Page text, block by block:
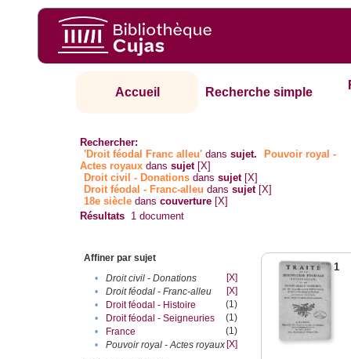
Accueil Recherche simple
Rechercher:
'Droit féodal Franc alleu' danssujet.
Pouvoir royal -
Actes royaux danssujet [X]
Droit civil - Donations danssujet [X]
Droit féodal - Franc-alleu‎ danssujet [X]
18e siècle danscouverture [X]
Résultats 1 document
Affiner par sujet
•
Droit civil - Donations
[X]
•
Droit féodal - Franc-alleu‎
[X]
•
Droit féodal - Histoire
(1)
•
Droit féodal - Seigneuries
(1)
•
France
(1)
•
Pouvoir royal - Actes royaux [X]
1